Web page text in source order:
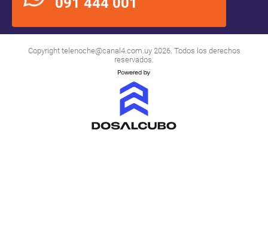
Copyright telenoche@canal4.com.uy2026. Todos los derechos
reservados.